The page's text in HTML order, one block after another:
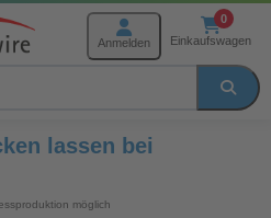
Anmelden
0
Einkaufswagen
lassen bei
möglich